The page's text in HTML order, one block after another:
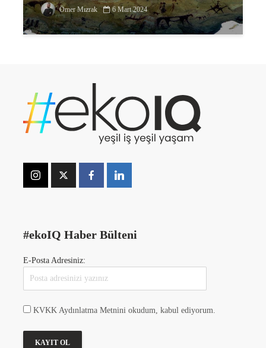
Ömer Mızrak 6 Mart 2024
#ekoIQ Haber Bülteni
E-Posta Adresiniz:
KVKK Aydınlatma Metnini okudum, kabul ediyorum.